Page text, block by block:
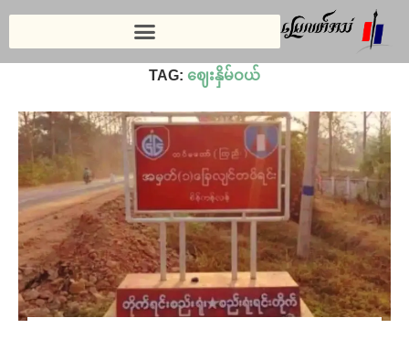
TAG: ဈေးနှိမ်ဝယ်